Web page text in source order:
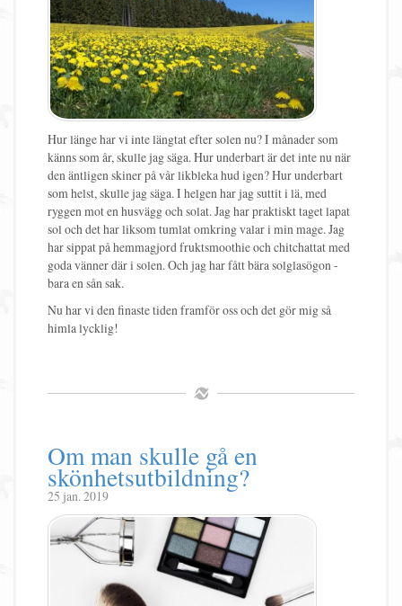
Hur länge har vi inte längtat efter solen nu? I månader som
känns som år, skulle jag säga. Hur underbart är det inte nu när
den äntligen skiner på vår likbleka hud igen? Hur underbart
som helst, skulle jag säga. I helgen har jag suttit i lä, med
ryggen mot en husvägg och solat. Jag har praktiskt taget lapat
sol och det har liksom tumlat omkring valar i min mage. Jag
har sippat på hemmagjord fruktsmoothie och chitchattat med
goda vänner där i solen. Och jag har fått bära solglasögon -
bara en sån sak.
Nu har vi den finaste tiden framför oss och det gör mig så
himla lycklig!
Om man skulle gå en
skönhetsutbildning?
25 jan. 2019